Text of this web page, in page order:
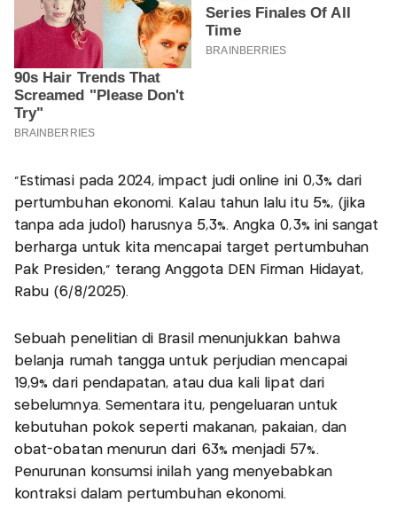
“Estimasi pada 2024, impact judi online ini 0,3% dari
pertumbuhan ekonomi. Kalau tahun lalu itu 5%, (jika
tanpa ada judol) harusnya 5,3%. Angka 0,3% ini sangat
berharga untuk kita mencapai target pertumbuhan
Pak Presiden,” terang Anggota DEN Firman Hidayat,
Rabu (6/8/2025).
Sebuah penelitian di Brasil menunjukkan bahwa
belanja rumah tangga untuk perjudian mencapai
19,9% dari pendapatan, atau dua kali lipat dari
sebelumnya. Sementara itu, pengeluaran untuk
kebutuhan pokok seperti makanan, pakaian, dan
obat-obatan menurun dari 63% menjadi 57%.
Penurunan konsumsi inilah yang menyebabkan
kontraksi dalam pertumbuhan ekonomi.